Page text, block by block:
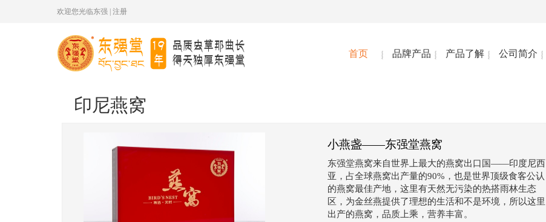
欢迎您光临东强 |注册
首页 品牌产品 产品了解 公司简介
印尼燕窝
小燕盏——东强堂燕窝
东强堂燕窝来自世界上最大的燕窝出口国——印度尼西
亚，占全球燕窝出产量的90%，也是世界顶级食客公认
的燕窝最佳产地，这里有天然无污染的热搭雨林生态
区，为金丝燕提供了理想的生活和不是环境，所以这里
出产的燕窝，品质上乘，营养丰富。